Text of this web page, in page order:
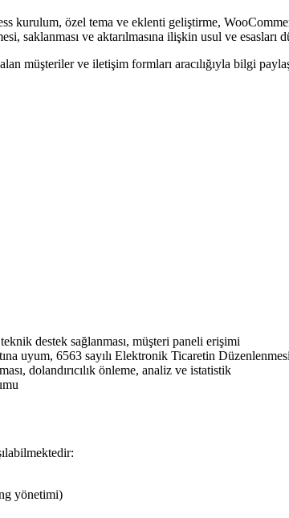
kurulum, özel tema ve eklenti geliştirme,
saklanması ve aktarılmasına ilişkin usul ve esasları
müşteriler ve iletişim formları aracılığıyla bilgi
destek sağlanması, müşteri paneli erişimi
uyum, 6563 sayılı Elektronik Ticaretin
dolandırıcılık önleme, analiz ve istatistik
yönetimi)